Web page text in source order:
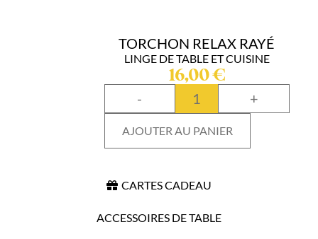
CARTES CADEAU
ACCESSOIRES DE TABLE
TORCHON RELAX RAYÉ
LINGE DE TABLE ET CUISINE
16,00€
- +
AJOUTER AU PANIER